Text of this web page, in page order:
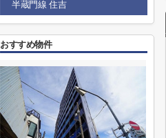
半蔵門線 住吉
おすすめ物件